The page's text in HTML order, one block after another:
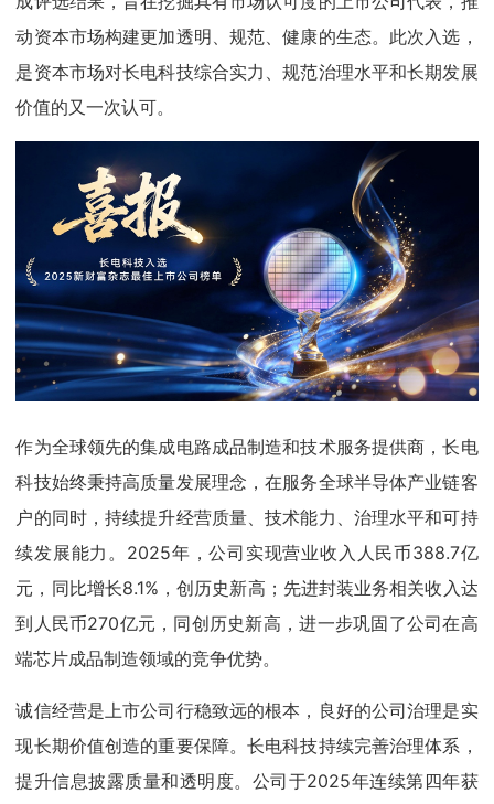
动资本市场构建更加透明、规范、健康的生态。此次入选，
是资本市场对长电科技综合实力、规范治理水平和长期发展
价值的又一次认可。
作为全球领先的集成电路成品制造和技术服务提供商，长电
科技始终秉持高质量发展理念，在服务全球半导体产业链客
户的同时，持续提升经营质量、技术能力、治理水平和可持
续发展能力。2025年，公司实现营业收入人民币388.7亿
元，同比增长8.1%，创历史新高；先进封装业务相关收入达
到人民币270亿元，同创历史新高，进一步巩固了公司在高
端芯片成品制造领域的竞争优势。
诚信经营是上市公司行稳致远的根本，良好的公司治理是实
现长期价值创造的重要保障。长电科技持续完善治理体系，
提升信息披露质量和透明度。公司于2025年连续第四年获